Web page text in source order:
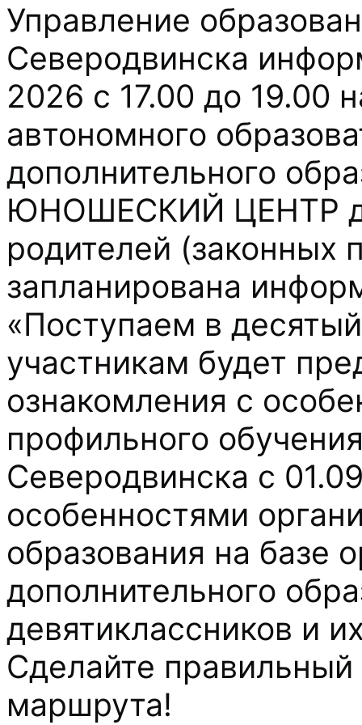
Управление
Северодвинска
2026 с 17.00 до 19.00
автономного
дополнительного
ЮНОШЕСКИЙ ЦЕНТР
родителей (законных
запланирована
«Поступаем в
участникам будет
ознакомления с
профильного
Северодвинска с
особенностями
образования на базе
дополнительного
девятиклассников и
Сделайте
маршрута!